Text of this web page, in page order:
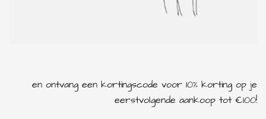
en ontvang een kortingscode voor 10% korting op je
eerstvolgende aankoop tot €100!